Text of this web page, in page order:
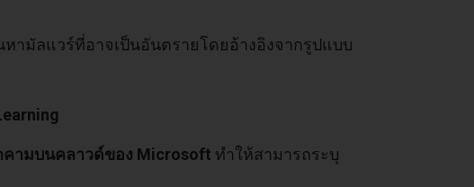
หามัลแวร์ที่อาจเป็นอันตรายโดยอ้างอิงจากรูปแบบ
ามบนคลาวด์ของ Microsoft ทำให้สามารถระบุ